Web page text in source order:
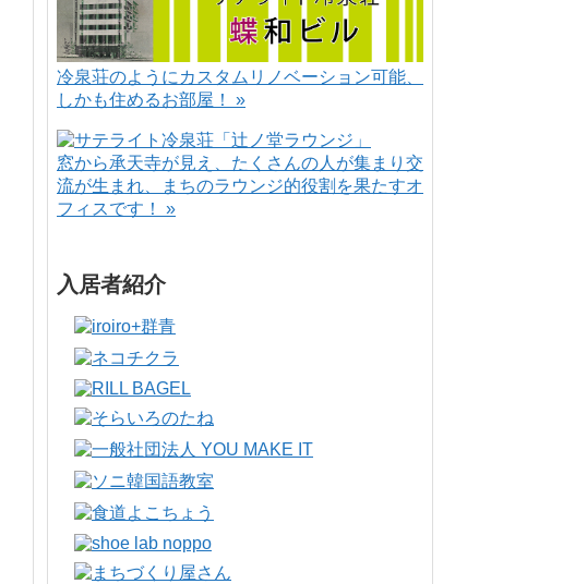
冷泉荘のようにカスタムリノベーション可能、
しかも住めるお部屋！ »
窓から承天寺が見え、たくさんの人が集まり交
流が生まれ、まちのラウンジ的役割を果たすオ
フィスです！ »
入居者紹介